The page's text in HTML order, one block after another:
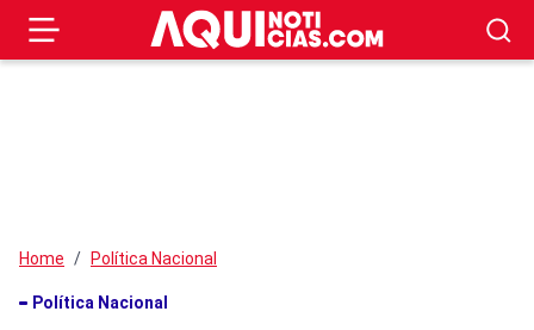
Home Política Nacional
Política Nacional